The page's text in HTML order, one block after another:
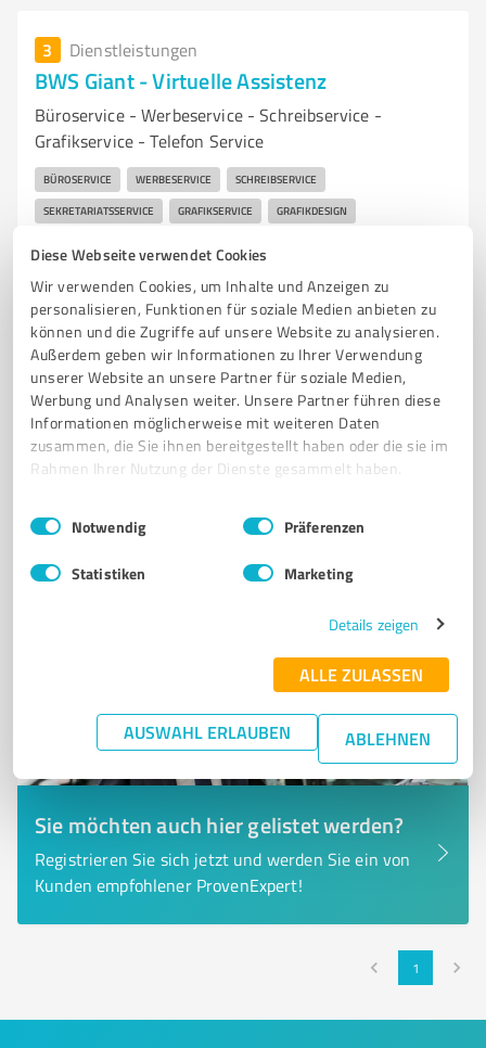
Diese Webseite verwendet Cookies
Wir verwenden Cookies, um Inhalte und Anzeigen zu
personalisieren, Funktionen für soziale Medien anbieten zu
können und die Zugriffe auf unsere Website zu analysieren.
Außerdem geben wir Informationen zu Ihrer Verwendung
unserer Website an unsere Partner für soziale Medien,
Werbung und Analysen weiter. Unsere Partner führen diese
Informationen möglicherweise mit weiteren Daten
zusammen, die Sie ihnen bereitgestellt haben oder die sie im
Rahmen Ihrer Nutzung der Dienste gesammelt haben.
Impressum Datenschutzbestimmungen
Einwilligungsauswahl
Notwendig Präferenzen
Statistiken Marketing
Details zeigen
ALLE ZULASSEN
AUSWAHL ERLAUBEN ABLEHNEN
3 Dienstleistungen
BWS Giant - Virtuelle Assistenz
Büroservice - Werbeservice - Schreibservice -
Grafikservice - Telefon Service
BÜROSERVICE WERBESERVICE SCHREIBSERVICE
SEKRETARIATSSERVICE GRAFIKSERVICE GRAFIKDESIGN
SOCIAL- MEDIA CREATOR WEBSITESERVICE WEBDESIGNER
TELEFONSERVICE
c/o Postflex #7623, Emsdettener Str. 10, 48268
Greven
Tel. +49 212 25085203
impressum@support.bws-giant.de
www.bws-giant.de/
0,00 / 5,00
Sie möchten auch hier gelistet werden?
Registrieren Sie sich jetzt und werden Sie ein von
Kunden empfohlener ProvenExpert!
1